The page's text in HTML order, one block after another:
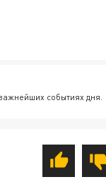
событиях дня.